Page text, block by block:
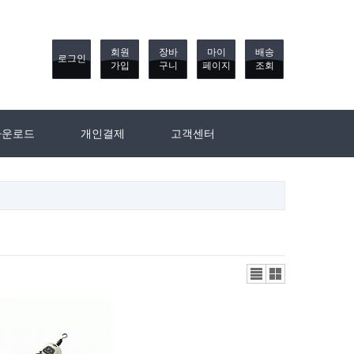
로그인
회원
가입
장바
구니
마이
페이지
배송
조회
로드 개인결제 고객센터
리스
트뷰
갤러
리뷰